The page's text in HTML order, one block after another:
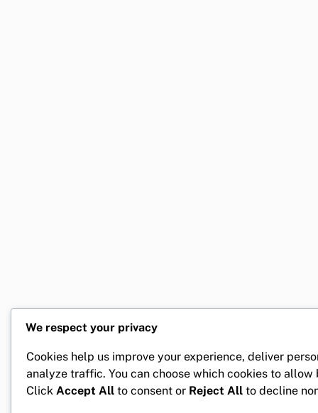
We respect your privacy
Cookies help us improve your experience, deliver
analyze traffic. You can choose which cookies to
Click Accept All to consent or Reject All to decline